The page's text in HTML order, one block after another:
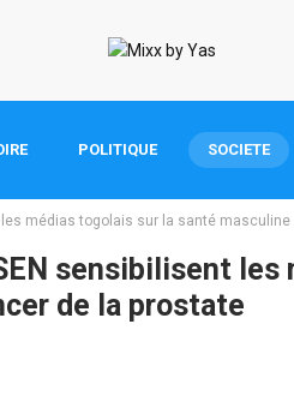
POLITIQUE SOCIETE
les médias togolais sur la santé
sensibilisent les
de la prostate